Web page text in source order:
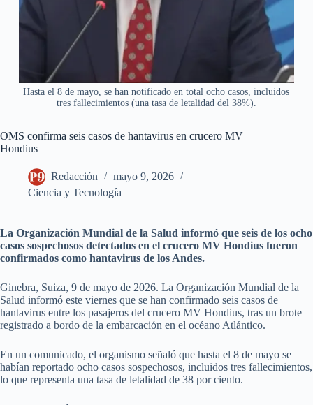
Hasta el 8 de mayo, se han notificado en total ocho casos, incluidos
tres fallecimientos (una tasa de letalidad del 38%).
OMS confirma seis casos de hantavirus en crucero MV
Hondius
Redacción
mayo 9, 2026
Ciencia y Tecnología
La Organización Mundial de la Salud informó que seis de los ocho
casos sospechosos detectados en el crucero MV Hondius fueron
confirmados como hantavirus de los Andes.
Ginebra, Suiza, 9 de mayo de 2026. La Organización Mundial de la
Salud informó este viernes que se han confirmado seis casos de
hantavirus entre los pasajeros del crucero MV Hondius, tras un brote
registrado a bordo de la embarcación en el océano Atlántico.
En un comunicado, el organismo señaló que hasta el 8 de mayo se
habían reportado ocho casos sospechosos, incluidos tres fallecimientos,
lo que representa una tasa de letalidad de 38 por ciento.